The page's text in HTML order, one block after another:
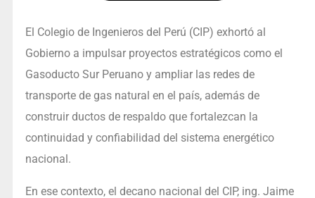
El Colegio de Ingenieros del Perú (CIP) exhortó al
Gobierno a impulsar proyectos estratégicos como el
Gasoducto Sur Peruano y ampliar las redes de
transporte de gas natural en el país, además de
construir ductos de respaldo que fortalezcan la
continuidad y confiabilidad del sistema energético
nacional.
En ese contexto, el decano nacional del CIP, ing. Jaime